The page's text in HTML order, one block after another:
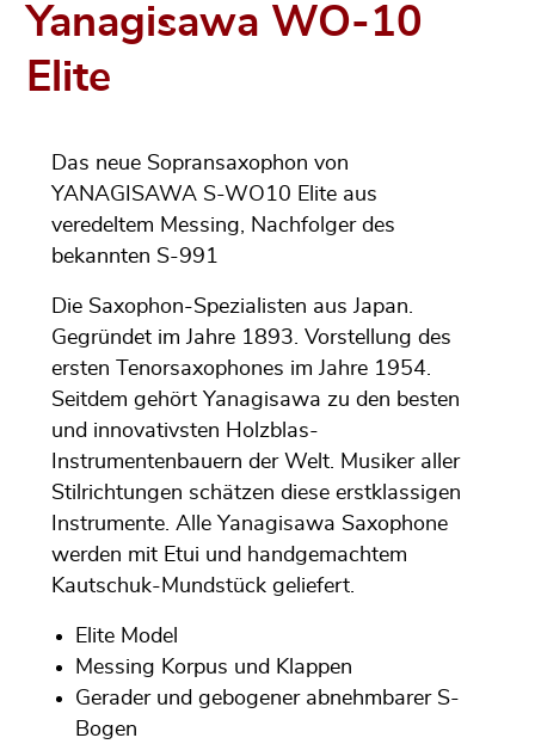
Yanagisawa WO-10
Elite
Das neue Sopransaxophon von
YANAGISAWA S-WO10 Elite aus
veredeltem Messing, Nachfolger des
bekannten S-991
Die Saxophon-Spezialisten aus Japan.
Gegründet im Jahre 1893. Vorstellung des
ersten Tenorsaxophones im Jahre 1954.
Seitdem gehört Yanagisawa zu den besten
und innovativsten Holzblas-
Instrumentenbauern der Welt. Musiker aller
Stilrichtungen schätzen diese erstklassigen
Instrumente. Alle Yanagisawa Saxophone
werden mit Etui und handgemachtem
Kautschuk-Mundstück geliefert.
Elite Model
Messing Korpus und Klappen
Gerader und gebogener abnehmbarer S-
Bogen